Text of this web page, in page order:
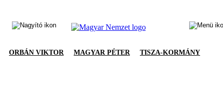
ORBÁN VIKTOR MAGYAR PÉTER TISZA-KORMÁNY